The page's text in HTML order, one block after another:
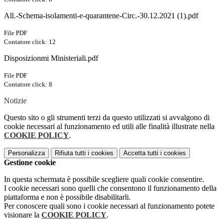
All.-Schema-isolamenti-e-quarantene-Circ.-30.12.2021 (1).pdf
File PDF
Contatore click: 12
Disposizionmi Ministeriali.pdf
File PDF
Contatore click: 8
Notizie
Questo sito o gli strumenti terzi da questo utilizzati si avvalgono di
cookie necessari al funzionamento ed utili alle finalità illustrate nella
COOKIE POLICY.
Personalizza Rifiuta tutti i cookies Accetta tutti i cookies
Gestione cookie
In questa schermata è possibile scegliere quali cookie consentire.
I cookie necessari sono quelli che consentono il funzionamento della
piattaforma e non è possibile disabilitarli.
Per conoscere quali sono i cookie necessari al funzionamento potete
visionare la COOKIE POLICY.